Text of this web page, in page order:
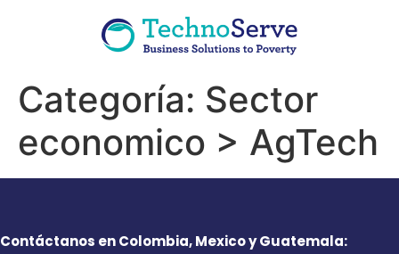
Categoría: Sector
economico > AgTech
Contáctanos en Colombia, Mexico y Guatemala: